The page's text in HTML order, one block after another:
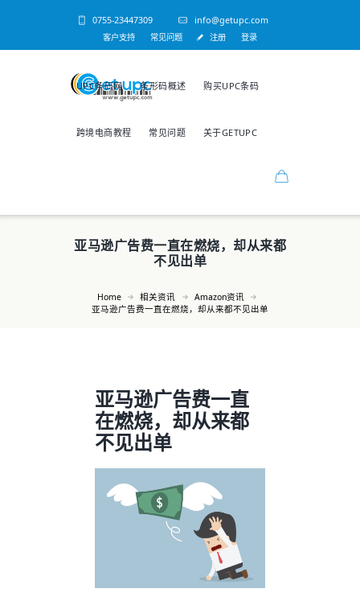
0755-23447309 info@getupc.com
客户支持 常见问题 注册 登录
UPC条码网 条形码概述 购买UPC条码
跨境电商教程 常见问题 关于GETUPC
亚马逊广告费一直在燃烧，却从来都
不见出单
Home 相关资讯
Amazon资讯
亚马逊广告费一直在燃烧，却从来都不见出单
亚马逊广告费一直
在燃烧，却从来都
不见出单